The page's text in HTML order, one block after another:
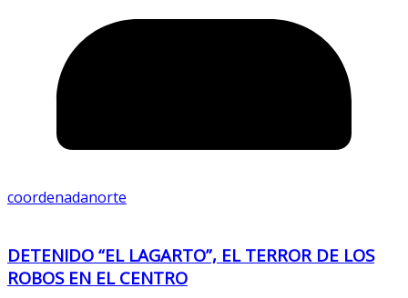
coordenadanorte
DETENIDO “EL LAGARTO”, EL TERROR DE LOS
ROBOS EN EL CENTRO